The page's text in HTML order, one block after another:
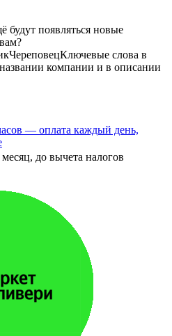
будут появляться новые
ЧереповецКлючевые слова в
компании и в описании
— оплата каждый день,
месяц, до вычета налогов